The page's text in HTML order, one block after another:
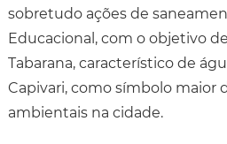
sobretudo ações de
Educacional, com o objetivo
Tabarana, característico de
Capivari, como símbolo maior
ambientais na cidade.